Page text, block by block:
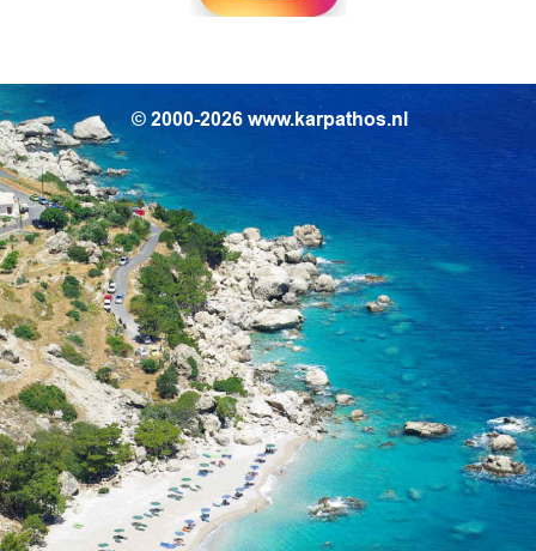
© 2000-2026 www.karpathos.nl